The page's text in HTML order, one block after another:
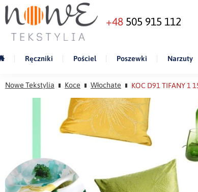
+48 505 915 112
Ręczniki Pościel Poszewki Narzuty
Nowe Tekstylia Koce Włochate KOC D91 TIFANY 1